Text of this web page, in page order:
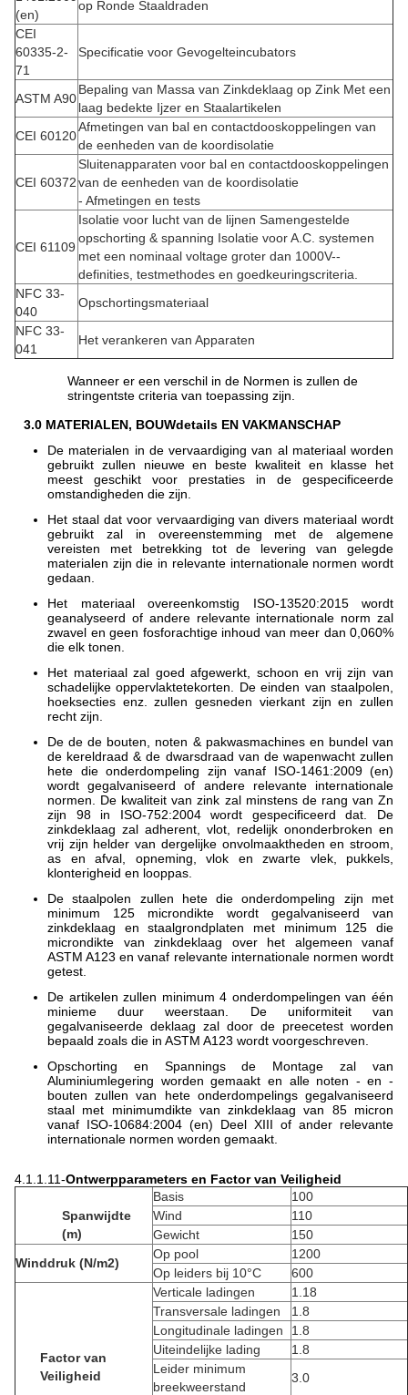
(en)
op Ronde Staaldraden
CEI
60335-2-
71
Specificatie voor Gevogelteincubators
ASTM A90
Bepaling van Massa van Zinkdeklaag op Zink Met een
laag bedekte Ijzer en Staalartikelen
CEI 60120
Afmetingen van bal en contactdooskoppelingen van
de eenheden van de koordisolatie
CEI 60372
Sluitenapparaten voor bal en contactdooskoppelingen
van de eenheden van de koordisolatie
- Afmetingen en tests
CEI 61109
Isolatie voor lucht van de lijnen Samengestelde
opschorting & spanning Isolatie voor A.C. systemen
met een nominaal voltage groter dan 1000V--
definities, testmethodes en goedkeuringscriteria.
NFC 33-
040
Opschortingsmateriaal
NFC 33-
041
Het verankeren van Apparaten
Wanneer er een verschil in de Normen is zullen de
stringentste criteria van toepassing zijn.
3.0 MATERIALEN, BOUWdetails EN VAKMANSCHAP
De materialen in de vervaardiging van al materiaal worden
gebruikt zullen nieuwe en beste kwaliteit en klasse het
meest geschikt voor prestaties in de gespecificeerde
omstandigheden die zijn.
Het staal dat voor vervaardiging van divers materiaal wordt
gebruikt zal in overeenstemming met de algemene
vereisten met betrekking tot de levering van gelegde
materialen zijn die in relevante internationale normen wordt
gedaan.
Het materiaal overeenkomstig ISO-13520:2015 wordt
geanalyseerd of andere relevante internationale norm zal
zwavel en geen fosforachtige inhoud van meer dan 0,060%
die elk tonen.
Het materiaal zal goed afgewerkt, schoon en vrij zijn van
schadelijke oppervlaktetekorten. De einden van staalpolen,
hoeksecties enz. zullen gesneden vierkant zijn en zullen
recht zijn.
De de de bouten, noten & pakwasmachines en bundel van
de kereldraad & de dwarsdraad van de wapenwacht zullen
hete die onderdompeling zijn vanaf ISO-1461:2009 (en)
wordt gegalvaniseerd of andere relevante internationale
normen. De kwaliteit van zink zal minstens de rang van Zn
zijn 98 in ISO-752:2004 wordt gespecificeerd dat. De
zinkdeklaag zal adherent, vlot, redelijk ononderbroken en
vrij zijn helder van dergelijke onvolmaaktheden en stroom,
as en afval, opneming, vlok en zwarte vlek, pukkels,
klonterigheid en looppas.
De staalpolen zullen hete die onderdompeling zijn met
minimum 125 microndikte wordt gegalvaniseerd van
zinkdeklaag en staalgrondplaten met minimum 125 die
microndikte van zinkdeklaag over het algemeen vanaf
ASTM A123 en vanaf relevante internationale normen wordt
getest.
De artikelen zullen minimum 4 onderdompelingen van één
minieme duur weerstaan. De uniformiteit van
gegalvaniseerde deklaag zal door de preecetest worden
bepaald zoals die in ASTM A123 wordt voorgeschreven.
Opschorting en Spannings de Montage zal van
Aluminiumlegering worden gemaakt en alle noten - en -
bouten zullen van hete onderdompelings gegalvaniseerd
staal met minimumdikte van zinkdeklaag van 85 micron
vanaf ISO-10684:2004 (en) Deel XIII of ander relevante
internationale normen worden gemaakt.
4.1.1.11-Ontwerpparameters en Factor van Veiligheid
Spanwijdte
(m)
Basis
100
Wind
110
Gewicht
150
Winddruk (N/m2)
Op pool
1200
Op leiders bij 10°C
600
Factor van
Veiligheid
Verticale ladingen
1.18
Transversale ladingen
1.8
Longitudinale ladingen
1.8
Uiteindelijke lading
1.8
Leider minimum
breekweerstand
3.0